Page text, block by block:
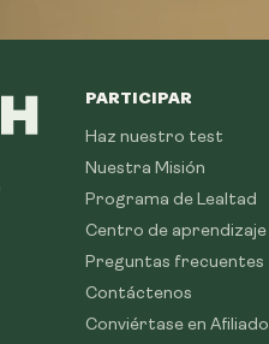
PARTICIPAR
Haz nuestro test
Nuestra Misión
Programa de Lealtad
Centro de aprendizaje
Preguntas frecuentes
Contáctenos
Conviértase en Afiliado